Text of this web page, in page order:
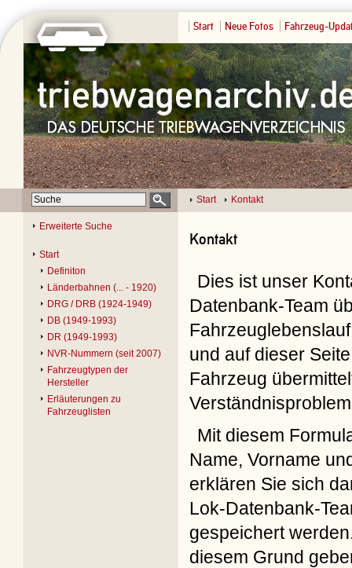
Start Neue Fotos Fahrzeug-
Start Kontakt
Erweiterte Suche
Start
Definiton
Länderbahnen (... - 1920)
DRG / DRB (1924-1949)
DB (1949-1993)
DR (1949-1993)
NVR-Nummern (seit 2007)
Fahrzeugtypen der
Hersteller
Erläuterungen zu
Fahrzeuglisten
Kontakt
Dies ist unser
Datenbank-Team
und auf dieser
Fahrzeug
Mit diesem
Name, Vorname
erklären Sie sich
Lok-Datenbank-
gespeichert
diesem Grund